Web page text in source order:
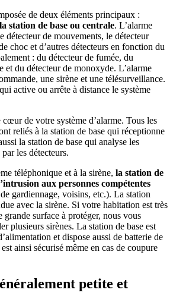
de deux éléments principaux :
station de base ou centrale. L’alarme
détecteur de mouvements, le détecteur
choc et d’autres détecteurs en fonction du
: du détecteur de fumée, du
et du détecteur de monoxyde. L’alarme
une sirène et une télésurveillance.
active ou arrête à distance le système
cœur de votre système d’alarme. Tous les
reliés à la station de base qui réceptionne
la station de base qui analyse les
les détecteurs.
téléphonique et à la sirène, la station de
aux personnes compétentes
gardiennage, voisins, etc.). La station
avec la sirène. Si votre habitation est très
grande surface à protéger, nous vous
plusieurs sirènes. La station de base est
et dispose aussi de batterie de
ainsi sécurisé même en cas de coupure
petite et